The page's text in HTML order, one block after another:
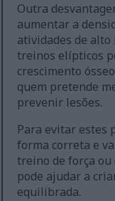
Outra
aumentar a
atividades de alto
treinos elípticos
crescimento
quem pretende
prevenir lesões.
Para evitar estes
forma correta e
treino de força
pode ajudar a
equilibrada.